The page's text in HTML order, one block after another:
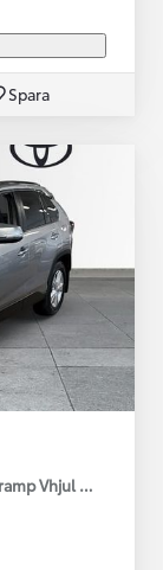
Spara
Vhjul motorv